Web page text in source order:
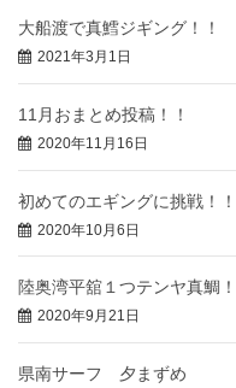
大船渡で真鱈ジギング！！
2021年3月1日
11月おまとめ投稿！！
2020年11月16日
初めてのエギングに挑戦！！
2020年10月6日
陸奥湾平舘１つテンヤ真鯛！
2020年9月21日
県南サーフ 夕まずめ